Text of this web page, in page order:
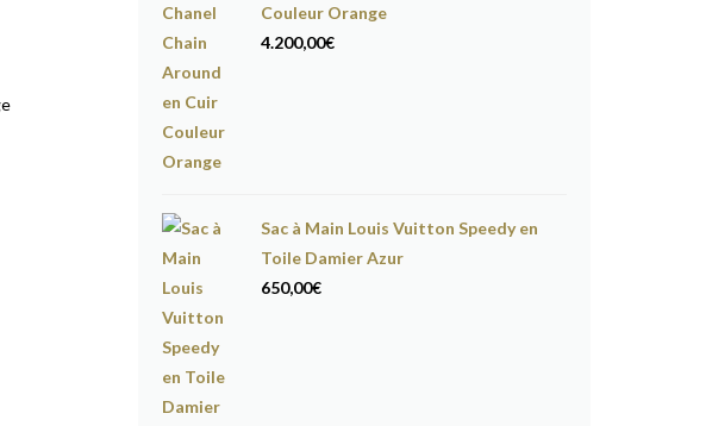
Couleur Orange
4.200,00€
Sac à Main Louis Vuitton Speedy en
Toile Damier Azur
650,00€